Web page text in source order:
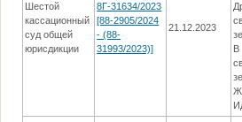
Шестой
кассационный
суд общей
юрисдикции
8Г-31634/2023
[88-2905/2024
- (88-
31993/2023)]
21.12.2023